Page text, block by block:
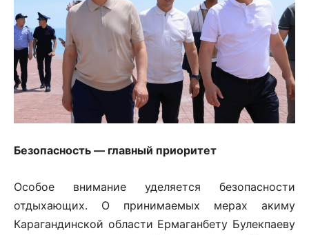
Безопасность — главный приоритет
Особое внимание уделяется безопасности
отдыхающих. О принимаемых мерах акиму
Карагандинской области Ермаганбету Булекпаеву